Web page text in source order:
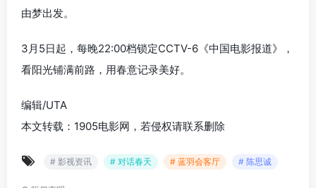
由梦出发。
3月5日起，每晚22:00档锁定CCTV-6《中国电影报道》，
看阳光铺满前路，用春意记录美好。
编辑/UTA
本文转载：1905电影网，若侵权请联系删除
# 影视资讯 # 对话春天 # 蓝羽会客厅 # 陈思诚